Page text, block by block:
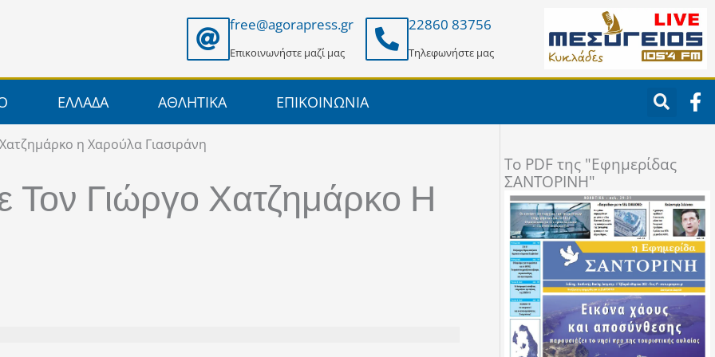
free@agorapress.gr
Επικοινωνήστε μαζί μας
22860 83756
Τηλεφωνήστε μας
ΕΛΛΑΔΑ ΑΘΛΗΤΙΚΑ ΕΠΙΚΟΙΝΩΝΙΑ F
a
c
o
k
-
f
η Χαρούλα Γιασιράνη
Τον Γιώργο Χατζημάρκο Η
To PDF της "Εφημερίδας
ΣΑΝΤΟΡΙΝΗ"